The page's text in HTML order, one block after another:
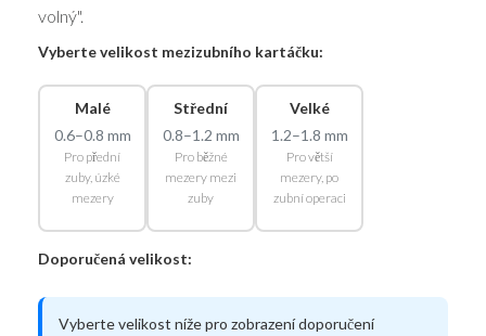
volný".
Vyberte velikost mezizubního kartáčku:
Malé
0.6–0.8 mm
Pro přední
zuby, úzké
mezery
Střední
0.8–1.2 mm
Pro běžné
mezery mezi
zuby
Velké
1.2–1.8 mm
Pro větší
mezery, po
zubní operaci
Doporučená velikost:
Vyberte velikost níže pro zobrazení doporučení